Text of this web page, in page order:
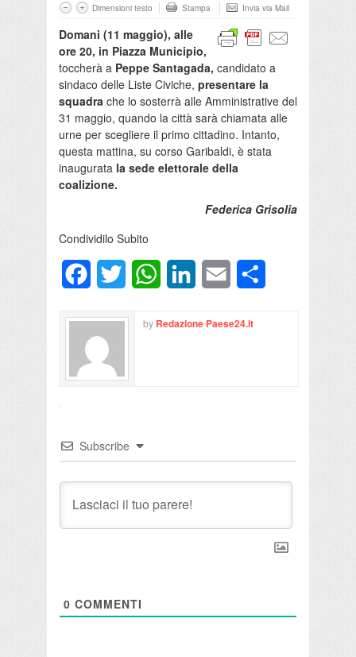
Dimensioni testo Stampa Invia via Mail
Domani (11 maggio), alle
ore 20, in Piazza Municipio,
toccherà a Peppe Santagada, candidato a
sindaco delle Liste Civiche, presentare la
squadra che lo sosterrà alle Amministrative del
31 maggio, quando la città sarà chiamata alle
urne per scegliere il primo cittadino. Intanto,
questa mattina, su corso Garibaldi, è stata
inaugurata la sede elettorale della
coalizione.
Federica Grisolia
Condividilo Subito
FacebookTwitter WhatsAppLinkedInEmail
by Redazione Paese24.it
Subscribe
0 COMMENTI